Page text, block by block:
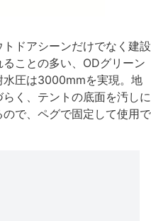
ドアシーンだけでなく建設
ことの多い、ODグリーン
水圧は3000mmを実現。地
く、テントの底面を汚しに
で、ペグで固定して使用で